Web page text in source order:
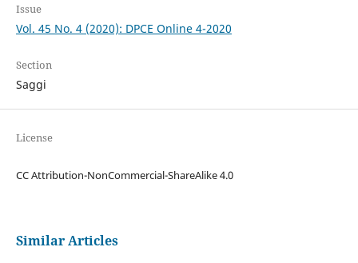
Issue
Vol. 45 No. 4 (2020): DPCE Online 4-2020
Section
Saggi
License
CC Attribution-NonCommercial-ShareAlike 4.0
Similar Articles